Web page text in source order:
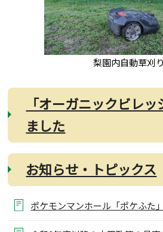
梨園内自動草刈
「オーガニックビレ
ました
お知らせ・トピックス
ポケモンマンホール「ポケふた